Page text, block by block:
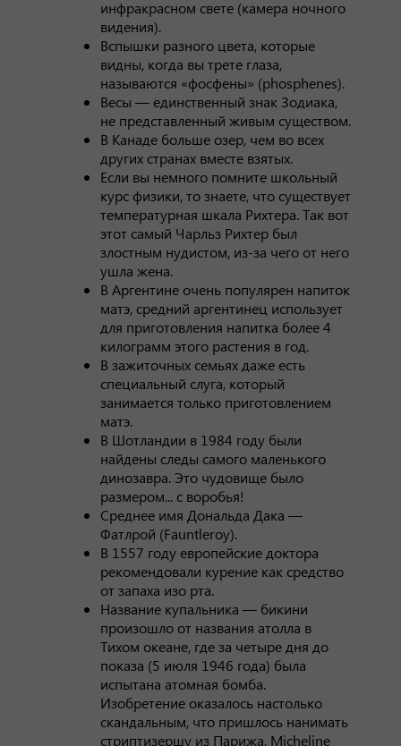
инфракрасном свете (камера ночного
видения).
Вспышки разного цвета, которые
видны, когда вы трете глаза,
называются «фосфены» (phosphenes).
Весы — единственный знак Зодиака,
не представленный живым существом.
В Канаде больше озер, чем во всех
других странах вместе взятых.
Если вы немного помните школьный
курс физики, то знаете, что существует
температурная шкала Рихтера. Так вот
этот самый Чарльз Рихтер был
злостным нудистом, из-за чего от него
ушла жена.
В Аргентине очень популярен напиток
матэ, средний аргентинец использует
для приготовления напитка более 4
килограмм этого растения в год.
В зажиточных семьях даже есть
специальный слуга, который
занимается только приготовлением
матэ.
В Шотландии в 1984 году были
найдены следы самого маленького
динозавра. Это чудовище было
размером... с воробья!
Среднее имя Дональда Дака —
Фатлрой (Fauntleroy).
В 1557 году европейские доктора
рекомендовали курение как средство
от запаха изо рта.
Название купальника — бикини
произошло от названия атолла в
Тихом океане, где за четыре дня до
показа (5 июля 1946 года) была
испытана атомная бомба.
Изобретение оказалось настолько
скандальным, что пришлось нанимать
стриптизершу из Парижа, Micheline